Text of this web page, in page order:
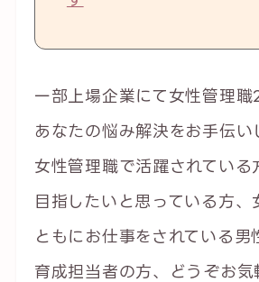
一部上場企業にて女性管理職
あなたの悩み解決をお手伝い
女性管理職で活躍されている
目指したいと思っている方、
ともにお仕事をされている男
育成担当者の方、どうぞお気